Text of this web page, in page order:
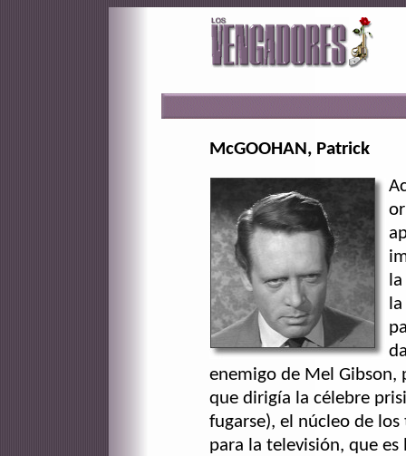
McGOOHAN, Patrick
enemigo de Mel Gibson,
que dirigía la célebre
fugarse), el núcleo de
para la televisión, que